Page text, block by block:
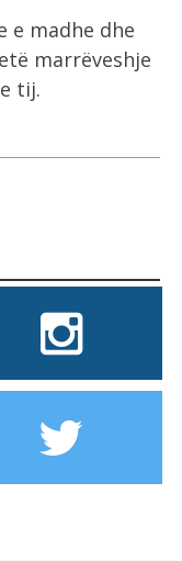
e madhe dhe
marrëveshje
tij.